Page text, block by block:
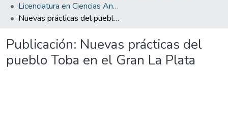
Licenciatura en Ciencias Antropológicas - Tesis
Nuevas prácticas del pueblo Toba en el Gran La Plata
Publicación: Nuevas prácticas del
pueblo Toba en el Gran La Plata